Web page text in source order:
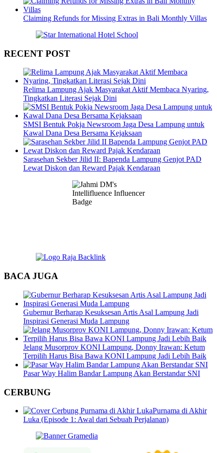
Claiming Refunds for Missing Extras in Bali Monthly Villas
RECENT POST
Relima Lampung Ajak Masyarakat Aktif Membaca Nyaring,
Tingkatkan Literasi Sejak Dini
SMSI Bentuk Pokja Newsroom Jaga Desa Lampung untuk
Kawal Dana Desa Bersama Kejaksaan
Sarasehan Sekber Jilid II: Bapenda Lampung Genjot PAD
Lewat Diskon dan Reward Pajak Kendaraan
BACA JUGA
Gubernur Berharap Kesuksesan Artis Asal Lampung Jadi
Inspirasi Generasi Muda Lampung
Jelang Musorprov KONI Lampung, Donny Irawan: Ketum
Terpilih Harus Bisa Bawa KONI Lampung Jadi Lebih Baik
Pasar Way Halim Bandar Lampung Akan Berstandar SNI
CERBUNG
Purnama di Akhir
Luka (Episode 1: Awal dari Sebuah Perjalanan)